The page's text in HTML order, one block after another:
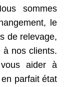
sommes
le
de relevage,
à nos clients.
aider à
parfait état